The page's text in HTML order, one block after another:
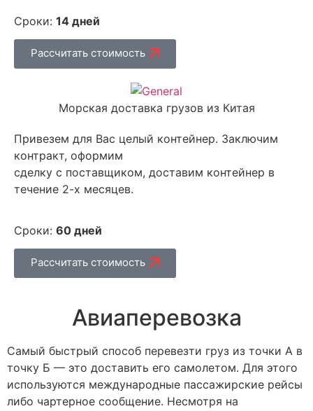
Сроки: 14 дней
Рассчитать стоимость
Морская доставка грузов из Китая
Привезем для Вас целый контейнер. Заключим
контракт, оформим
сделку с поставщиком, доставим контейнер в
течение 2-х месяцев.
Сроки: 60 дней
Рассчитать стоимость
Авиаперевозка
Самый быстрый способ перевезти груз из точки А в
точку Б — это доставить его самолетом. Для этого
используются международные пассажирские рейсы
либо чартерное сообщение. Несмотря на